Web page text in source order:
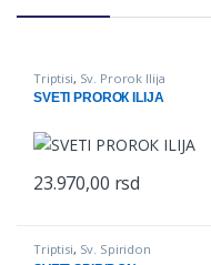
Triptisi, Sv. Prorok Ilija
SVETI PROROК ILIJA
23.970,00 rsd
Triptisi, Sv. Spiridon